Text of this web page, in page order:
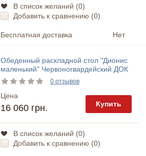
В список желаний (0)
Добавить к сравнению (0)
Бесплатная доставка Нет
Обеденный раскладной стол "Дионис
маленький" Червоногвардейский ДОК
0 отзывов
Цена
16 060 грн. Купить
В список желаний (0)
Добавить к сравнению (0)